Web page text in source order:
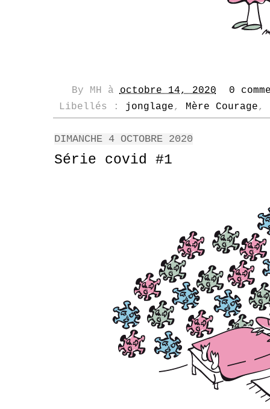
By MH àoctobre 14, 2020
0
Libellés :
jonglage, Mère Courage,
DIMANCHE 4 OCTOBRE 2020
Série covid #1